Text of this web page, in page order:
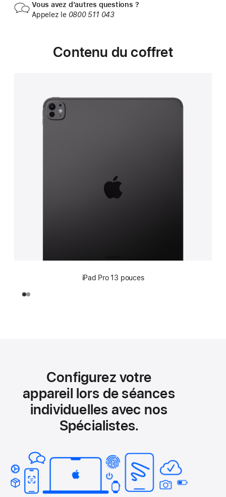
Vous avez d’autres questions ?
Appelez le 0800 511 043
Contenu du coffret
iPad Pro 13 pouces
Configurez votre
appareil lors de séances
individuelles avec nos
Spécialistes.